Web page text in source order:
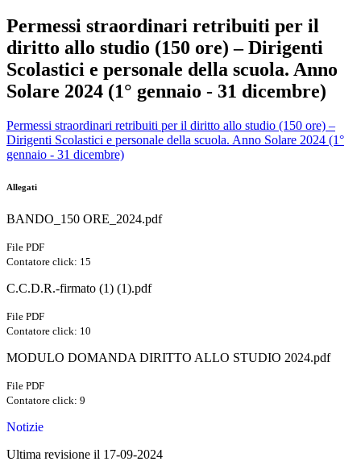
Permessi straordinari retribuiti per il
diritto allo studio (150 ore) – Dirigenti
Scolastici e personale della scuola. Anno
Solare 2024 (1° gennaio - 31 dicembre)
Permessi straordinari retribuiti per il diritto allo studio (150 ore) –
Dirigenti Scolastici e personale della scuola. Anno Solare 2024 (1°
gennaio - 31 dicembre)
Allegati
BANDO_150 ORE_2024.pdf
File PDF
Contatore click: 15
C.C.D.R.-firmato (1) (1).pdf
File PDF
Contatore click: 10
MODULO DOMANDA DIRITTO ALLO STUDIO 2024.pdf
File PDF
Contatore click: 9
Notizie
Ultima revisione il 17-09-2024